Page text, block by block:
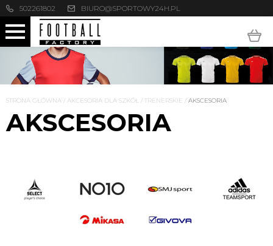
502261802 BIURO@SPORTOWY24H.PL
STRONA GŁÓWNA / AKCESORIA DLA SZKÓŁ / TRENERSKIE / AKSCESORIA
AKSCESORIA